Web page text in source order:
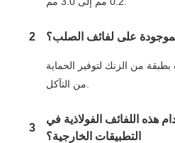
2 على لفائف الصلب؟
من الزنك لتوفير الحماية
3
هذه اللفائف الفولاذية في
التطبيقات الخارجية؟